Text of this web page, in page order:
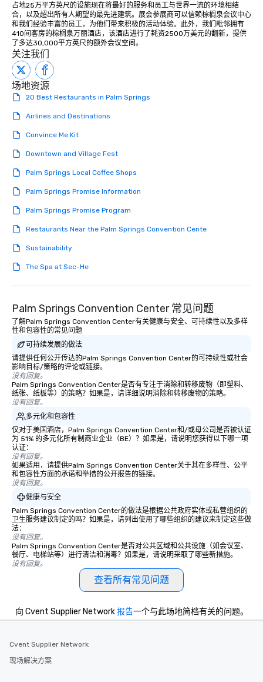
meeting events, from conferences to
team building. All-Inclusive Group
Dining When meeting planners book a
corporate group event through Lip
Smacking Foodie Tours, the entire
group is assured a top-notch dining
experience with three to four
signature dishes at each restaurant.
person with tax and gratuities
included. The only thing not included
package upgrade is available, which
provides guests a signature cocktail
Our exclusive experiences provide the
to engage the person to the left and
walking in between, there are
down at each venue and as you
traverse along the way. Our
experiences not only provide more
ways to network, but a more convivial
way to do so. Large Groups Welcome
Lip Smacking Foodie Tours is ideal for
groups, small or large. Our
experiences can accommodate
groups from as few as 1 to as many
as 500 guests, making us an ideal
choice for any corporate group event.
Stress-Free Booking Process Booking
a tour is stress-free and allows you to
enjoy the company of your guests
more easily. You’ll take comfort
of from the moment the tour is
booked to the minute it concludes.
have nothing to worry about. Just
remember to submit ahead of the tour
date any dietary restrictions and food
allergies for anyone in your group.
Feel Like a VIP at Each Stop With Lip
group members never have to worry
than desirable table. On our tours,
everyone is treated like a VIP with
占地25万平方英尺的设施现在将最好的服务和员工与世界一流的环境相结
合，以及超出所有人期望的最先进建筑。展会参展商可以信赖棕榈泉会议中心
和我们经验丰富的员工，为他们带来积极的活动体验。此外，我们毗邻拥有
410间客房的棕榈泉万丽酒店，该酒店进行了耗资2500万美元的翻新，提供
了多达30,000平方英尺的额外会议空间。
关注我们
场地资源
20 Best Restaurants in Palm Springs
Airlines and Destinations
Convince Me Kit
Downtown and Village Fest
Palm Springs Local Coffee Shops
Palm Springs Promise Information
Palm Springs Promise Program
Restaurants Near the Palm Springs Convention Cente
Sustainability
The Spa at Sec-He
Palm Springs Convention Center 常见问题
了解Palm Springs Convention Center有关健康与安全、可持续性以及多样
性和包容性的常见问题
可持续发展的做法
请提供任何公开传达的Palm Springs Convention Center的可持续性或社会
影响目标/策略的评论或链接。
没有回复。
Palm Springs Convention Center是否有专注于消除和转移废物（即塑料、
纸张、纸板等）的策略？如果是，请详细说明消除和转移废物的策略。
没有回复。
多元化和包容性
仅对于美国酒店，Palm Springs Convention Center和/或母公司是否被认证
为 51% 的多元化所有制商业企业（BE）？如果是，请说明您获得以下哪一项
认证：
没有回复。
如果适用，请提供Palm Springs Convention Center关于其在多样性、公平
和包容性方面的承诺和举措的公开报告的链接。
没有回复。
健康与安全
Palm Springs Convention Center的做法是根据公共政府实体或私营组织的
卫生服务建议制定的吗？如果是，请列出使用了哪些组织的建议来制定这些做
法：
没有回复。
Palm Springs Convention Center是否对公共区域和公共设施（如会议室、
餐厅、电梯站等）进行清洁和消毒？如果是，请说明采取了哪些新措施。
没有回复。
查看所有常见问题
向 Cvent Supplier Network报告一个与此场地简档有关的问题。
Cvent Supplier Network
现场解决方案